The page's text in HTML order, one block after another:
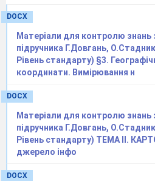
DOCX
Матеріали для контролю знань
підручника Г.Довгань,
Рівень стандарту) §3.
координати. Вимірювання н
DOCX
Матеріали для контролю знань
підручника Г.Довгань,
Рівень стандарту) ТЕМА ІІ.
джерело інфо
DOCX